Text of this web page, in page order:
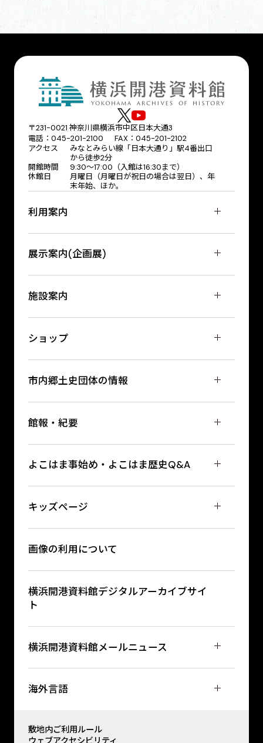
〒231-0021 神奈川県横浜市中区日本大通3
電話：045-201-2100 FAX：045-201-2102
アクセス
みなとみらい線「日本大通り」駅4番出口
から徒歩2分
開館時間
9:30〜17:00（入館は16:30まで）
休館日
月曜日（月曜日が祝日の場合は翌日）、年
末年始、ほか。
利用案内
展示案内(企画展)
施設案内
ショップ
市内郷土史団体の情報
館報・紀要
よこはま事始め・よこはま歴史Q&A
キッズページ
画像の利用について
横浜開港資料館デジタルアーカイブサイ
ト
横浜開港資料館メールニュース
海外言語
敷地内ご利用ルール
ウェブアクセシビリティ